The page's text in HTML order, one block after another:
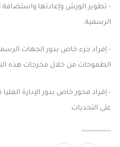
- تطوير الورش وإعادتها واستضافة
الرسمية.
- إفراد جزء خاص بدور الجهات
الطموحات من خلال مخرجات هذه
- إفراد محور خاص بدور الإدارة
على التحديات